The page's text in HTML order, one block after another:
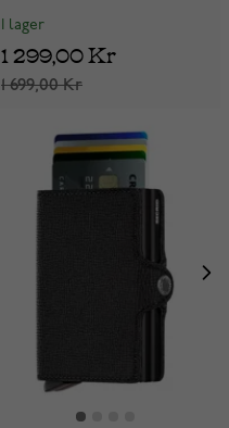
I lager
1 699,00 Kr
1 299,00 Kr